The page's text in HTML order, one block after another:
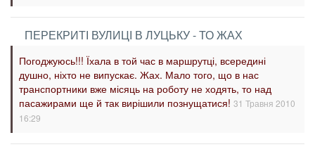
ПЕРЕКРИТІ ВУЛИЦІ В ЛУЦЬКУ - ТО ЖАХ
Погоджуюсь!!! Їхала в той час в маршрутці, всередині
душно, ніхто не випускає. Жах. Мало того, що в нас
транспортники вже місяць на роботу не ходять, то над
пасажирами ще й так вирішили познущатися! 31 Травня 2010
16:29